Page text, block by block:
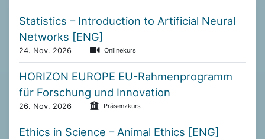
Statistics – Introduction to Artificial Neural
Networks [ENG]
24. Nov. 2026 Onlinekurs
HORIZON EUROPE EU-Rahmenprogramm
für Forschung und Innovation
26. Nov. 2026 Präsenzkurs
Ethics in Science – Animal Ethics [ENG]